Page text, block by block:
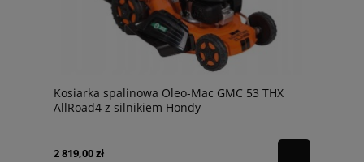
Kosiarka spalinowa Oleo-Mac GMC 53 THX
AllRoad4 z silnikiem Hondy
2 819,00 zł